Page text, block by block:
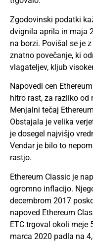
Zgodovinski podatki
dvignila aprila in maja
na borzi. Povišal se je
znatno povečanje, ki
vlagateljev, kljub
Napovedi cen
hitro rast, za razliko
Menjalni tečaj
Obstajala je velika
je dosegel najvišjo
Vendar je bilo to
rastjo.
Ethereum Classic je
ogromno inflacijo.
decembrom 2017
napoved Ethereum
ETC trgoval okoli meje
marca 2020 padla na